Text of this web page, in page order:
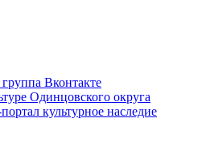
Вконтакте
Одинцовского округа
культурное наследие